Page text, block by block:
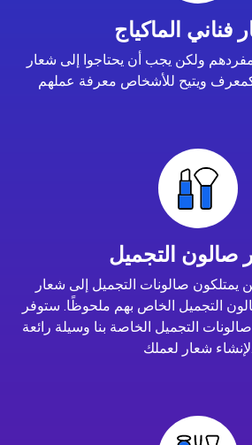
فناني الماكياج
ولكن يجب أن يحتاجوا إلى شعار
صالون التجميل
يمتلكون صالونات التجميل إلى شعار
التجميل الخاص بهم ملحوظًا. ستوفر
التجميل الخاصة بنا وسيلة رائعة
لإنشاء شعار لعملك.